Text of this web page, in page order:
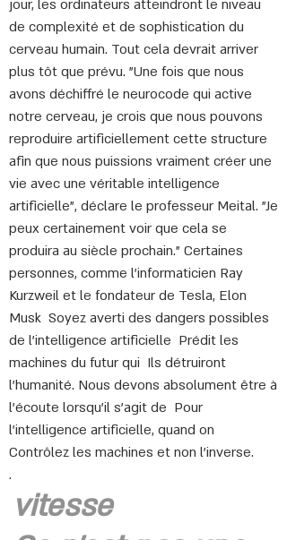
jour, les ordinateurs atteindront le niveau
de complexité et de sophistication du
cerveau humain. Tout cela devrait arriver
plus tôt que prévu. "Une fois que nous
avons déchiffré le neurocode qui active
notre cerveau, je crois que nous pouvons
reproduire artificiellement cette structure
afin que nous puissions vraiment créer une
vie avec une véritable intelligence
artificielle", déclare le professeur Meital. "Je
peux certainement voir que cela se
produira au siècle prochain." Certaines
personnes, comme l'informaticien Ray
Kurzweil et le fondateur de Tesla, Elon
Musk Soyez averti des dangers possibles
de l'intelligence artificielle Prédit les
machines du futur qui Ils détruiront
l'humanité. Nous devons absolument être à
l'écoute lorsqu'il s'agit de Pour
l'intelligence artificielle, quand on
Contrôlez les machines et non l'inverse.
.
vitesse